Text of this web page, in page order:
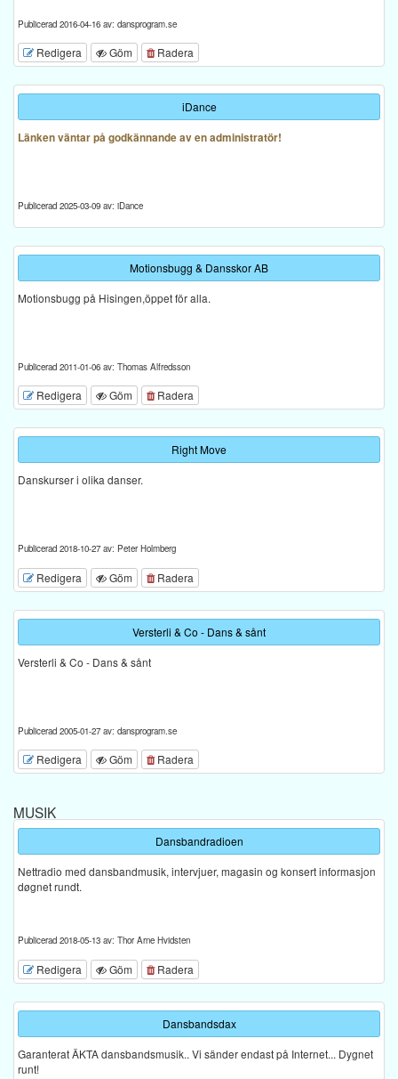
Publicerad 2016-04-16 av: dansprogram.se
Redigera Göm Radera
iDance
Länken väntar på godkännande av en administratör!
Publicerad 2025-03-09 av: iDance
Motionsbugg & Dansskor AB
Motionsbugg på Hisingen,öppet för alla.
Publicerad 2011-01-06 av: Thomas Alfredsson
Redigera Göm Radera
Right Move
Danskurser i olika danser.
Publicerad 2018-10-27 av: Peter Holmberg
Redigera Göm Radera
Versterli & Co - Dans & sånt
Versterli & Co - Dans & sånt
Publicerad 2005-01-27 av: dansprogram.se
Redigera Göm Radera
MUSIK
Dansbandradioen
Nettradio med dansbandmusik, intervjuer, magasin og konsert informasjon
døgnet rundt.
Publicerad 2018-05-13 av: Thor Arne Hvidsten
Redigera Göm Radera
Dansbandsdax
Garanterat ÄKTA dansbandsmusik.. Vi sänder endast på Internet... Dygnet
runt!